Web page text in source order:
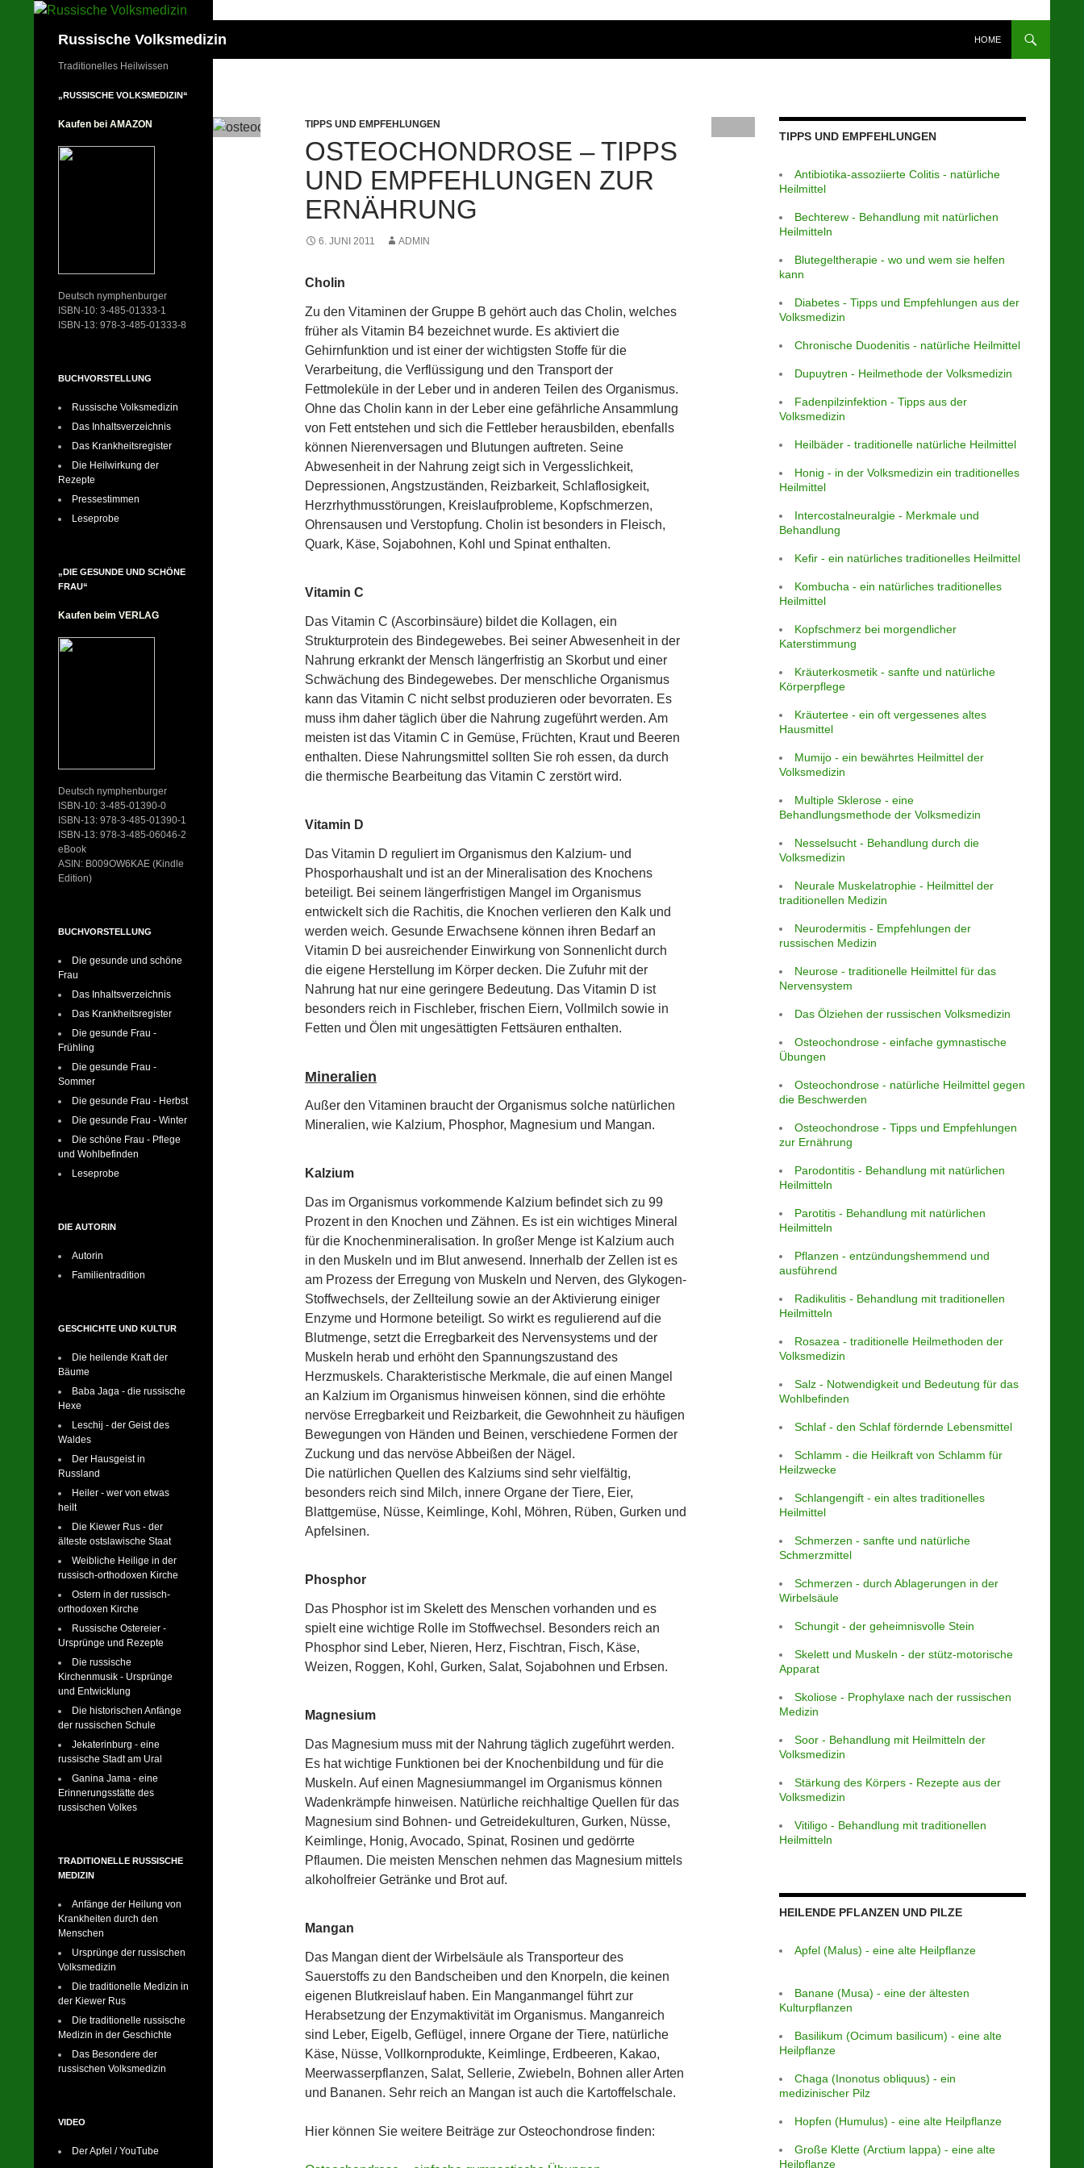
Russische Volksmedizin HOME
TIPPS UND EMPFEHLUNGEN
OSTEOCHONDROSE – TIPPS
UND EMPFEHLUNGEN ZUR
ERNÄHRUNG
6. JUNI 2011 ADMIN
Cholin
Zu den Vitaminen der Gruppe B gehört auch das Cholin, welches
früher als Vitamin B4 bezeichnet wurde. Es aktiviert die
Gehirnfunktion und ist einer der wichtigsten Stoffe für die
Verarbeitung, die Verflüssigung und den Transport der
Fettmoleküle in der Leber und in anderen Teilen des Organismus.
Ohne das Cholin kann in der Leber eine gefährliche Ansammlung
von Fett entstehen und sich die Fettleber herausbilden, ebenfalls
können Nierenversagen und Blutungen auftreten. Seine
Abwesenheit in der Nahrung zeigt sich in Vergesslichkeit,
Depressionen, Angstzuständen, Reizbarkeit, Schlaflosigkeit,
Herzrhythmusstörungen, Kreislaufprobleme, Kopfschmerzen,
Ohrensausen und Verstopfung. Cholin ist besonders in Fleisch,
Quark, Käse, Sojabohnen, Kohl und Spinat enthalten.
Vitamin C
Das Vitamin C (Ascorbinsäure) bildet die Kollagen, ein
Strukturprotein des Bindegewebes. Bei seiner Abwesenheit in der
Nahrung erkrankt der Mensch längerfristig an Skorbut und einer
Schwächung des Bindegewebes. Der menschliche Organismus
kann das Vitamin C nicht selbst produzieren oder bevorraten. Es
muss ihm daher täglich über die Nahrung zugeführt werden. Am
meisten ist das Vitamin C in Gemüse, Früchten, Kraut und Beeren
enthalten. Diese Nahrungsmittel sollten Sie roh essen, da durch
die thermische Bearbeitung das Vitamin C zerstört wird.
Vitamin D
Das Vitamin D reguliert im Organismus den Kalzium- und
Phosporhaushalt und ist an der Mineralisation des Knochens
beteiligt. Bei seinem längerfristigen Mangel im Organismus
entwickelt sich die Rachitis, die Knochen verlieren den Kalk und
werden weich. Gesunde Erwachsene können ihren Bedarf an
Vitamin D bei ausreichender Einwirkung von Sonnenlicht durch
die eigene Herstellung im Körper decken. Die Zufuhr mit der
Nahrung hat nur eine geringere Bedeutung. Das Vitamin D ist
besonders reich in Fischleber, frischen Eiern, Vollmilch sowie in
Fetten und Ölen mit ungesättigten Fettsäuren enthalten.
Mineralien
Außer den Vitaminen braucht der Organismus solche natürlichen
Mineralien, wie Kalzium, Phosphor, Magnesium und Mangan.
Kalzium
Das im Organismus vorkommende Kalzium befindet sich zu 99
Prozent in den Knochen und Zähnen. Es ist ein wichtiges Mineral
für die Knochenmineralisation. In großer Menge ist Kalzium auch
in den Muskeln und im Blut anwesend. Innerhalb der Zellen ist es
am Prozess der Erregung von Muskeln und Nerven, des Glykogen-
Stoffwechsels, der Zellteilung sowie an der Aktivierung einiger
Enzyme und Hormone beteiligt. So wirkt es regulierend auf die
Blutmenge, setzt die Erregbarkeit des Nervensystems und der
Muskeln herab und erhöht den Spannungszustand des
Herzmuskels. Charakteristische Merkmale, die auf einen Mangel
an Kalzium im Organismus hinweisen können, sind die erhöhte
nervöse Erregbarkeit und Reizbarkeit, die Gewohnheit zu häufigen
Bewegungen von Händen und Beinen, verschiedene Formen der
Zuckung und das nervöse Abbeißen der Nägel.
Die natürlichen Quellen des Kalziums sind sehr vielfältig,
besonders reich sind Milch, innere Organe der Tiere, Eier,
Blattgemüse, Nüsse, Keimlinge, Kohl, Möhren, Rüben, Gurken und
Apfelsinen.
Phosphor
Das Phosphor ist im Skelett des Menschen vorhanden und es
spielt eine wichtige Rolle im Stoffwechsel. Besonders reich an
Phosphor sind Leber, Nieren, Herz, Fischtran, Fisch, Käse,
Weizen, Roggen, Kohl, Gurken, Salat, Sojabohnen und Erbsen.
Magnesium
Das Magnesium muss mit der Nahrung täglich zugeführt werden.
Es hat wichtige Funktionen bei der Knochenbildung und für die
Muskeln. Auf einen Magnesiummangel im Organismus können
Wadenkrämpfe hinweisen. Natürliche reichhaltige Quellen für das
Magnesium sind Bohnen- und Getreidekulturen, Gurken, Nüsse,
Keimlinge, Honig, Avocado, Spinat, Rosinen und gedörrte
Pflaumen. Die meisten Menschen nehmen das Magnesium mittels
alkoholfreier Getränke und Brot auf.
Mangan
Das Mangan dient der Wirbelsäule als Transporteur des
Sauerstoffs zu den Bandscheiben und den Knorpeln, die keinen
eigenen Blutkreislauf haben. Ein Manganmangel führt zur
Herabsetzung der Enzymaktivität im Organismus. Manganreich
sind Leber, Eigelb, Geflügel, innere Organe der Tiere, natürliche
Käse, Nüsse, Vollkornprodukte, Keimlinge, Erdbeeren, Kakao,
Meerwasserpflanzen, Salat, Sellerie, Zwiebeln, Bohnen aller Arten
und Bananen. Sehr reich an Mangan ist auch die Kartoffelschale.
Hier können Sie weitere Beiträge zur Osteochondrose finden:
TIPPS UND EMPFEHLUNGEN
Antibiotika-assoziierte Colitis - natürliche
Heilmittel
Bechterew - Behandlung mit natürlichen
Heilmitteln
Blutegeltherapie - wo und wem sie helfen
kann
Diabetes - Tipps und Empfehlungen aus der
Volksmedizin
Chronische Duodenitis - natürliche Heilmittel
Dupuytren - Heilmethode der Volksmedizin
Fadenpilzinfektion - Tipps aus der
Volksmedizin
Heilbäder - traditionelle natürliche Heilmittel
Honig - in der Volksmedizin ein traditionelles
Heilmittel
Intercostalneuralgie - Merkmale und
Behandlung
Kefir - ein natürliches traditionelles Heilmittel
Kombucha - ein natürliches traditionelles
Heilmittel
Kopfschmerz bei morgendlicher
Katerstimmung
Kräuterkosmetik - sanfte und natürliche
Körperpflege
Kräutertee - ein oft vergessenes altes
Hausmittel
Mumijo - ein bewährtes Heilmittel der
Volksmedizin
Multiple Sklerose - eine
Behandlungsmethode der Volksmedizin
Nesselsucht - Behandlung durch die
Volksmedizin
Neurale Muskelatrophie - Heilmittel der
traditionellen Medizin
Neurodermitis - Empfehlungen der
russischen Medizin
Neurose - traditionelle Heilmittel für das
Nervensystem
Das Ölziehen der russischen Volksmedizin
Osteochondrose - einfache gymnastische
Übungen
Osteochondrose - natürliche Heilmittel gegen
die Beschwerden
Osteochondrose - Tipps und Empfehlungen
zur Ernährung
Parodontitis - Behandlung mit natürlichen
Heilmitteln
Parotitis - Behandlung mit natürlichen
Heilmitteln
Pflanzen - entzündungshemmend und
ausführend
Radikulitis - Behandlung mit traditionellen
Heilmitteln
Rosazea - traditionelle Heilmethoden der
Volksmedizin
Salz - Notwendigkeit und Bedeutung für das
Wohlbefinden
Schlaf - den Schlaf fördernde Lebensmittel
Schlamm - die Heilkraft von Schlamm für
Heilzwecke
Schlangengift - ein altes traditionelles
Heilmittel
Schmerzen - sanfte und natürliche
Schmerzmittel
Schmerzen - durch Ablagerungen in der
Wirbelsäule
Schungit - der geheimnisvolle Stein
Skelett und Muskeln - der stütz-motorische
Apparat
Skoliose - Prophylaxe nach der russischen
Medizin
Soor - Behandlung mit Heilmitteln der
Volksmedizin
Stärkung des Körpers - Rezepte aus der
Volksmedizin
Vitiligo - Behandlung mit traditionellen
Heilmitteln
HEILENDE PFLANZEN UND PILZE
Apfel (Malus) - eine alte Heilpflanze
Banane (Musa) - eine der ältesten
Kulturpflanzen
Basilikum (Ocimum basilicum) - eine alte
Heilpflanze
Chaga (Inonotus obliquus) - ein
medizinischer Pilz
Hopfen (Humulus) - eine alte Heilpflanze
Große Klette (Arctium lappa) - eine alte
Heilpflanze
Traditionelles Heilwissen
„RUSSISCHE VOLKSMEDIZIN“
Kaufen bei AMAZON
Deutsch nymphenburger
ISBN-10: 3-485-01333-1
ISBN-13: 978-3-485-01333-8
BUCHVORSTELLUNG
Russische Volksmedizin
Das Inhaltsverzeichnis
Das Krankheitsregister
Die Heilwirkung der
Rezepte
Pressestimmen
Leseprobe
„DIE GESUNDE UND SCHÖNE
FRAU“
Kaufen beim VERLAG
Deutsch nymphenburger
ISBN-10: 3-485-01390-0
ISBN-13: 978-3-485-01390-1
ISBN-13: 978-3-485-06046-2
eBook
ASIN: B009OW6KAE (Kindle
Edition)
BUCHVORSTELLUNG
Die gesunde und schöne
Frau
Das Inhaltsverzeichnis
Das Krankheitsregister
Die gesunde Frau -
Frühling
Die gesunde Frau -
Sommer
Die gesunde Frau - Herbst
Die gesunde Frau - Winter
Die schöne Frau - Pflege
und Wohlbefinden
Leseprobe
DIE AUTORIN
Autorin
Familientradition
GESCHICHTE UND KULTUR
Die heilende Kraft der
Bäume
Baba Jaga - die russische
Hexe
Leschij - der Geist des
Waldes
Der Hausgeist in
Russland
Heiler - wer von etwas
heilt
Die Kiewer Rus - der
älteste ostslawische Staat
Weibliche Heilige in der
russisch-orthodoxen Kirche
Ostern in der russisch-
orthodoxen Kirche
Russische Ostereier -
Ursprünge und Rezepte
Die russische
Kirchenmusik - Ursprünge
und Entwicklung
Die historischen Anfänge
der russischen Schule
Jekaterinburg - eine
russische Stadt am Ural
Ganina Jama - eine
Erinnerungsstätte des
russischen Volkes
TRADITIONELLE RUSSISCHE
MEDIZIN
Anfänge der Heilung von
Krankheiten durch den
Menschen
Ursprünge der russischen
Volksmedizin
Die traditionelle Medizin in
der Kiewer Rus
Die traditionelle russische
Medizin in der Geschichte
Das Besondere der
russischen Volksmedizin
VIDEO
Der Apfel / YouTube